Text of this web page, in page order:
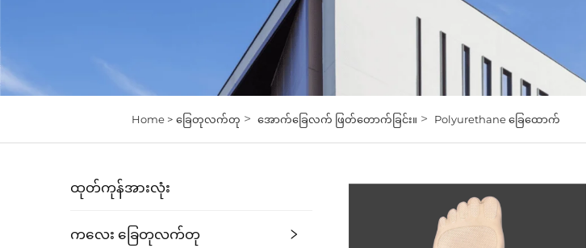
Home > ခြေတုလက်တု > အောက်ခြေလက် ဖြတ်တောက်ခြင်း။ > Polyurethane ခြေထောက်
ထုတ်ကုန်အားလုံး
ကလေး ခြေတုလက်တု